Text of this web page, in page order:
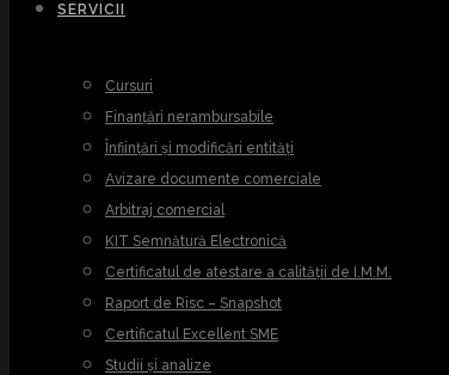
SERVICII
Cursuri
Finanțări nerambursabile
Înființări și modificări entități
Avizare documente comerciale
Arbitraj comercial
KIT Semnătură Electronică
Certificatul de atestare a calității de I.M.M.
Raport de Risc – Snapshot
Certificatul Excellent SME
Studii și analize